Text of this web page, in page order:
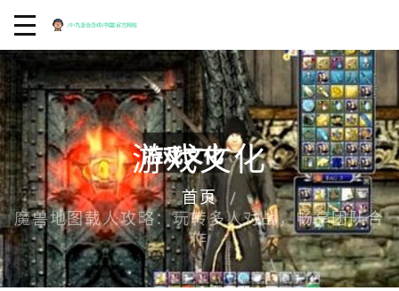
游戏文化
首页
魔兽地图载人攻略：玩转多人对战，畅享团队合
作